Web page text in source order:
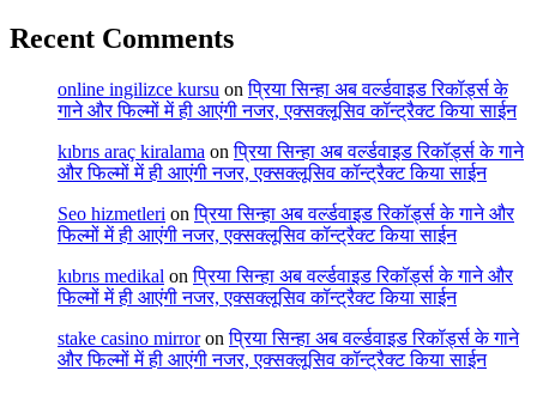
Recent Comments
online ingilizce kursu onप्रिया सिन्हा अब वर्ल्डवाइड रिकॉर्ड्स के
गाने और फिल्मों में ही आएंगी नजर, एक्सक्लूसिव कॉन्ट्रैक्ट किया साईन
kıbrıs araç kiralama onप्रिया सिन्हा अब वर्ल्डवाइड रिकॉर्ड्स के गाने
और फिल्मों में ही आएंगी नजर, एक्सक्लूसिव कॉन्ट्रैक्ट किया साईन
Seo hizmetleri onप्रिया सिन्हा अब वर्ल्डवाइड रिकॉर्ड्स के गाने और
फिल्मों में ही आएंगी नजर, एक्सक्लूसिव कॉन्ट्रैक्ट किया साईन
kıbrıs medikal onप्रिया सिन्हा अब वर्ल्डवाइड रिकॉर्ड्स के गाने और
फिल्मों में ही आएंगी नजर, एक्सक्लूसिव कॉन्ट्रैक्ट किया साईन
stake casino mirroronप्रिया सिन्हा अब वर्ल्डवाइड रिकॉर्ड्स के गाने
और फिल्मों में ही आएंगी नजर, एक्सक्लूसिव कॉन्ट्रैक्ट किया साईन